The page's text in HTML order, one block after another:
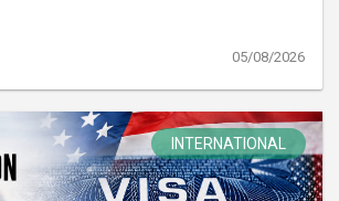
05/08/2026
INTERNATIONAL